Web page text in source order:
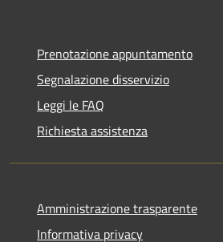
Prenotazione appuntamento
Segnalazione disservizio
Leggi le FAQ
Richiesta assistenza
Amministrazione trasparente
Informativa privacy